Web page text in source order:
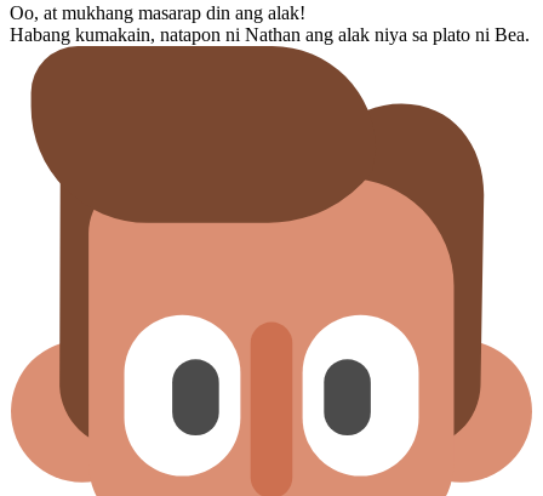
Oo, at mukhang masarap din ang alak!
Habang kumakain, natapon ni Nathan ang alak niya sa plato ni Bea.